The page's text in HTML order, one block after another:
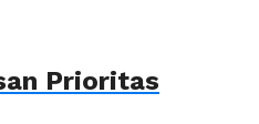
Prioritas